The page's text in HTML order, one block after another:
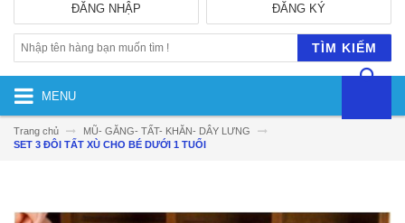
ĐĂNG KÝ
ĐĂNG NHẬP
TÌM KIẾM
MENU
Trang chủ
MŨ- GĂNG- TẤT- KHĂN- DÂY LƯNG
SET 3 ĐÔI TẤT XÙ CHO BÉ DƯỚI 1 TUỔI